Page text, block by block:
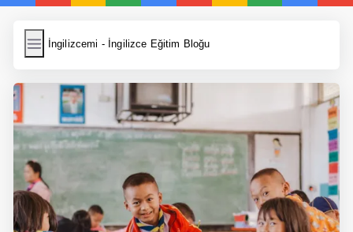
İngilizcemi - İngilizce Eğitim Bloğu
İngilizcemi
Resim Yükle
Wordpress Cache
İngilizce Yemek Tarifleri